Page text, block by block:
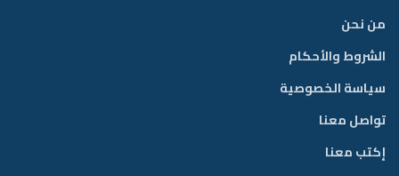
من نحن
الشروط والأحكام
سياسة الخصوصية
تواصل معنا
إكتب معنا